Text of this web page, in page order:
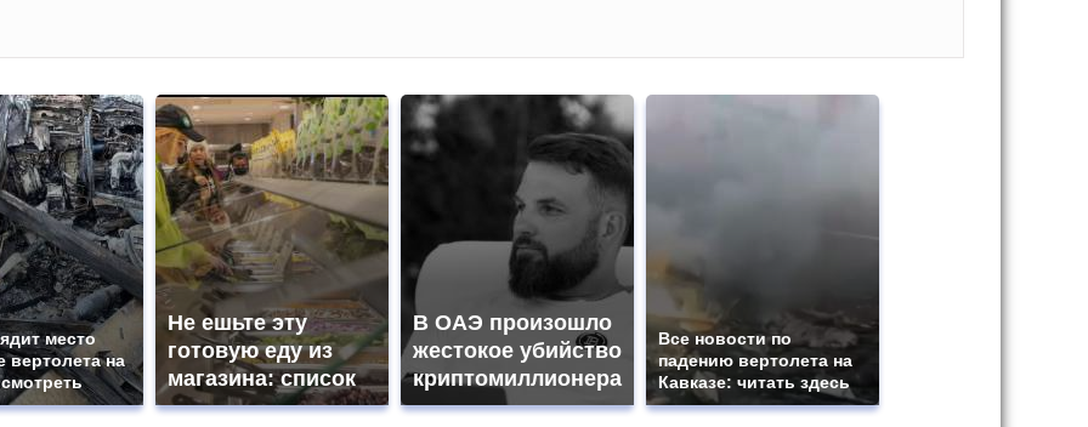
место
вертолета на
Не ешьте эту
готовую еду из
магазина: список
В ОАЭ произошло
жестокое убийство
криптомиллионера
Все новости по
падению вертолета на
Кавказе: читать здесь